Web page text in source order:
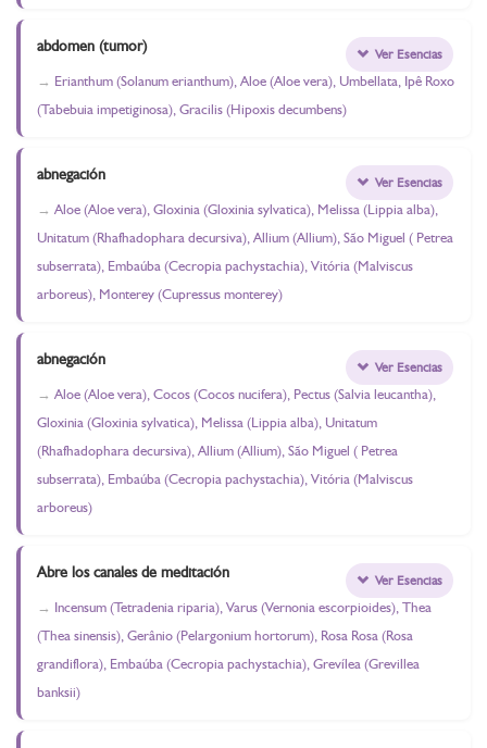
abdomen (tumor)
Erianthum (Solanum erianthum), Aloe (Aloe vera), Umbellata, Ipê Roxo
(Tabebuia impetiginosa), Gracilis (Hipoxis decumbens)
Ver Esencias
abnegación
Aloe (Aloe vera), Gloxinia (Gloxinia sylvatica), Melissa (Lippia alba),
Unitatum (Rhafhadophara decursiva), Allium (Allium), São Miguel ( Petrea
subserrata), Embaúba (Cecropia pachystachia), Vitória (Malviscus
arboreus), Monterey (Cupressus monterey)
Ver Esencias
abnegación
Aloe (Aloe vera), Cocos (Cocos nucifera), Pectus (Salvia leucantha),
Gloxinia (Gloxinia sylvatica), Melissa (Lippia alba), Unitatum
(Rhafhadophara decursiva), Allium (Allium), São Miguel ( Petrea
subserrata), Embaúba (Cecropia pachystachia), Vitória (Malviscus
arboreus)
Ver Esencias
Abre los canales de meditación
Incensum (Tetradenia riparia), Varus (Vernonia escorpioides), Thea
(Thea sinensis), Gerânio (Pelargonium hortorum), Rosa Rosa (Rosa
grandiflora), Embaúba (Cecropia pachystachia), Grevílea (Grevillea
banksii)
Ver Esencias